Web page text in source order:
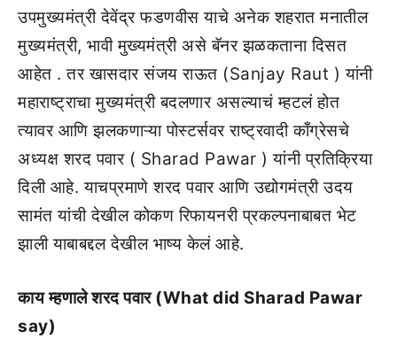
उपमुख्यमंत्री देवेंद्र फडणवीस याचे अनेक शहरात मनातील
मुख्यमंत्री, भावी मुख्यमंत्री असे बॅनर झळकताना दिसत
आहेत . तर खासदार संजय राऊत (Sanjay Raut ) यांनी
महाराष्ट्राचा मुख्यमंत्री बदलणार असल्याचं म्हटलं होत
त्यावर आणि झलकणाऱ्या पोस्टर्सवर राष्ट्रवादी काँग्रेसचे
अध्यक्ष शरद पवार ( Sharad Pawar ) यांनी प्रतिक्रिया
दिली आहे. याचप्रमाणे शरद पवार आणि उद्योगमंत्री उदय
सामंत यांची देखील कोकण रिफायनरी प्रकल्पनाबाबत भेट
झाली याबाबद्दल देखील भाष्य केलं आहे.
काय म्हणाले शरद पवार (What did Sharad Pawar
say)